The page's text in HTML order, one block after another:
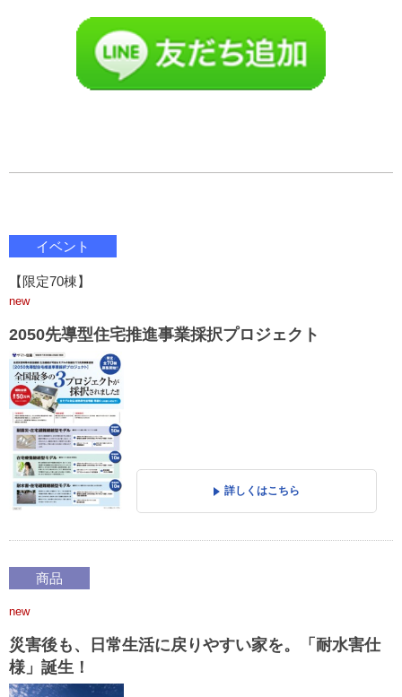
イベント
【限定70棟】
new
2050先導型住宅推進事業採択プロジェクト
詳しくはこちら
商品
new
災害後も、日常生活に戻りやすい家を。「耐水害仕
様」誕生！